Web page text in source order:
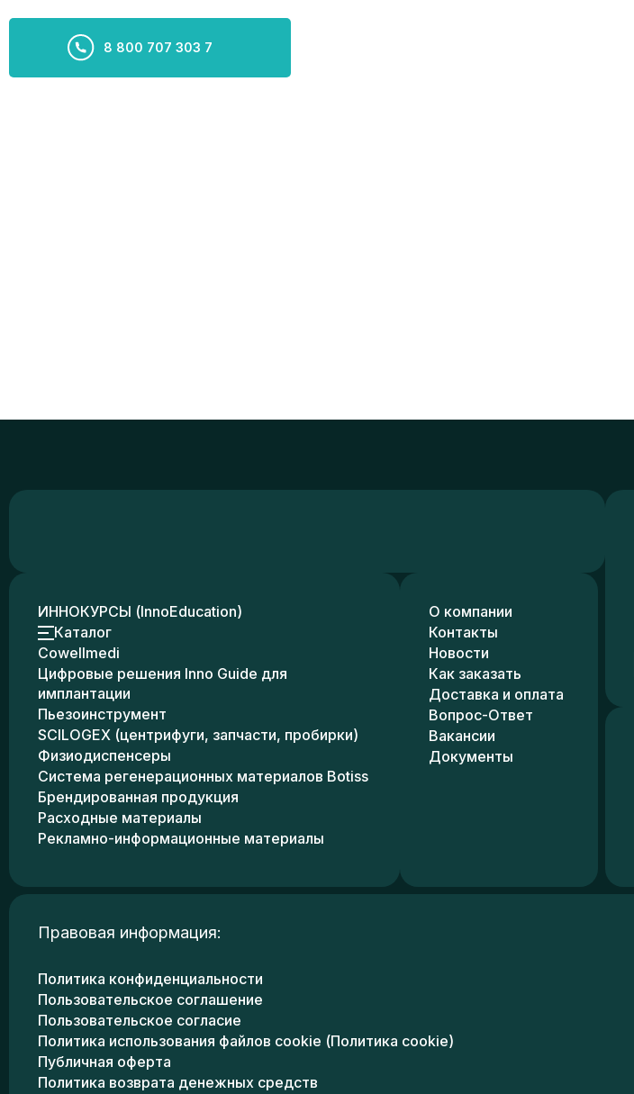
8 800 707 303 7
ИННОКУРСЫ (InnoEducation)
Каталог
Cowellmedi
Цифровые решения Inno Guide для
имплантации
Пьезоинструмент
SCILOGEX (центрифуги, запчасти, пробирки)
Физиодиспенсеры
Система регенерационных материалов Botiss
Брендированная продукция
Расходные материалы
Рекламно-информационные материалы
О компании
Контакты
Новости
Как заказать
Доставка и оплата
Вопрос-Ответ
Вакансии
Документы
Правовая информация:
Политика конфиденциальности
Пользовательское соглашение
Пользовательское согласие
Политика использования файлов cookie (Политика cookie)
Публичная оферта
Политика возврата денежных средств